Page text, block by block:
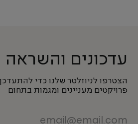
עדכונים והשראה
הצטרפו לניוזלטר שלנו כדי
פרויקטים מעניינים ומגמות בתחום